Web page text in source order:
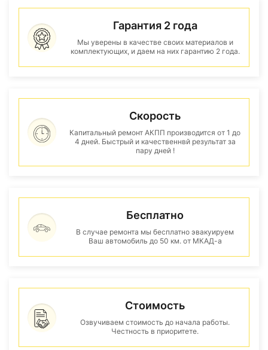
Гарантия 2 года
Мы уверены в качестве своих материалов и
комплектующих, и даем на них гарантию 2 года.
Скорость
Капитальный ремонт АКПП производится от 1 до
4 дней. Быстрый и качественнвй результат за
пару дней !
Бесплатно
В случае ремонта мы бесплатно эвакуируем
Ваш автомобиль до 50 км. от МКАД-а
Стоимость
Озвучиваем стоимость до начала работы.
Честность в приоритете.